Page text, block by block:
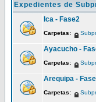
Expedientes de
Ica - Fase2
Carpetas:
Ayacucho -
Carpetas:
Arequipa -
Carpetas: